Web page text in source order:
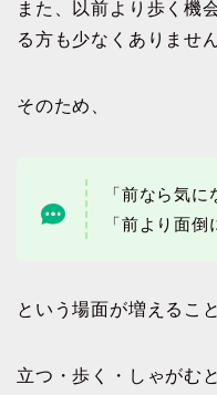
また、以前より歩く機
る方も少なくありません
そのため、
「前なら気に
「前より面倒
という場面が増えるこ
立つ・歩く・しゃがむ